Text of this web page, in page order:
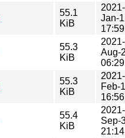
55.1
KiB
2021-
Jan-
17:59
55.3
KiB
2021-
Aug-
06:29
55.3
KiB
2021-
Feb-
16:56
55.4
KiB
2021-
Sep-
21:14